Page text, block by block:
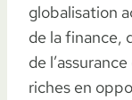
globalisation
de la finance,
de
riches en